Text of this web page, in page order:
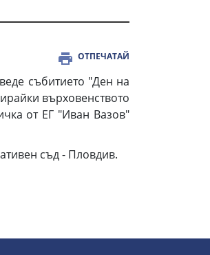
ОТПЕЧАТАЙ
събитието "Ден на
върховенството
от ЕГ "Иван Вазов"
съд - Пловдив.